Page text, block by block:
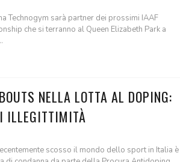
Technogym sarà partner dei prossimi IAAF
che si terranno al Queen Elizabeth Park a
NELLA LOTTA AL DOPING:
ILLEGITTIMITÀ
scosso il mondo dello sport in Italia è